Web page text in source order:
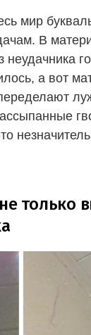
мир
В
а вот
только